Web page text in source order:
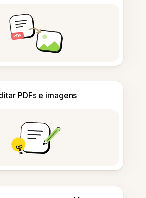
PDFs e imagens